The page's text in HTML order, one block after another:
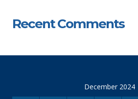
Recent Comments
December 2024